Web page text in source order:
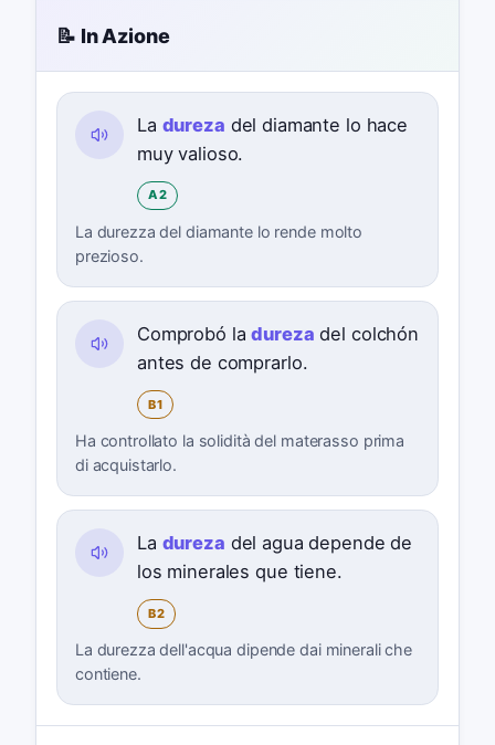
📝 In Azione
La dureza del diamante lo hace
muy valioso.
A2
La durezza del diamante lo rende molto
prezioso.
Comprobó ladureza del colchón
antes de comprarlo.
B1
Ha controllato la solidità del materasso prima
di acquistarlo.
La dureza del agua depende de
los minerales que tiene.
B2
La durezza dell'acqua dipende dai minerali che
contiene.